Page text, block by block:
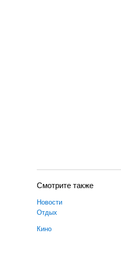
Смотрите также
Новости
Отдых
Кино